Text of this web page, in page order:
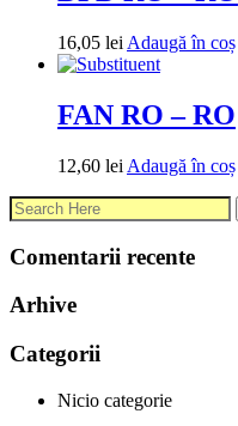
16,05 lei Adaugă în coș
FAN RO – RO
12,60 lei Adaugă în coș
Comentarii recente
Arhive
Categorii
Nicio categorie